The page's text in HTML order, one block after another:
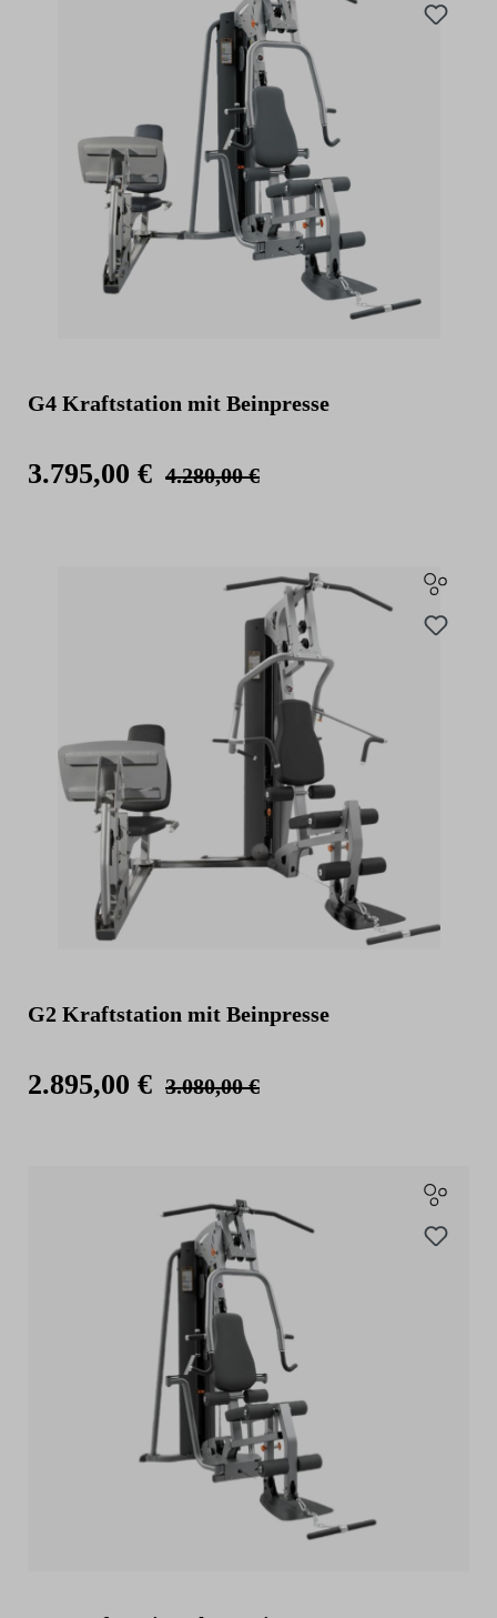
G4 Kraftstation mit Beinpresse
3.795,00 € 4.280,00 €
G2 Kraftstation mit Beinpresse
2.895,00 € 3.080,00 €